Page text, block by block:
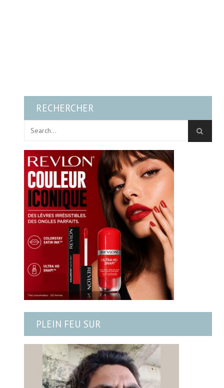
RECHERCHER
PLEIN FEU SUR